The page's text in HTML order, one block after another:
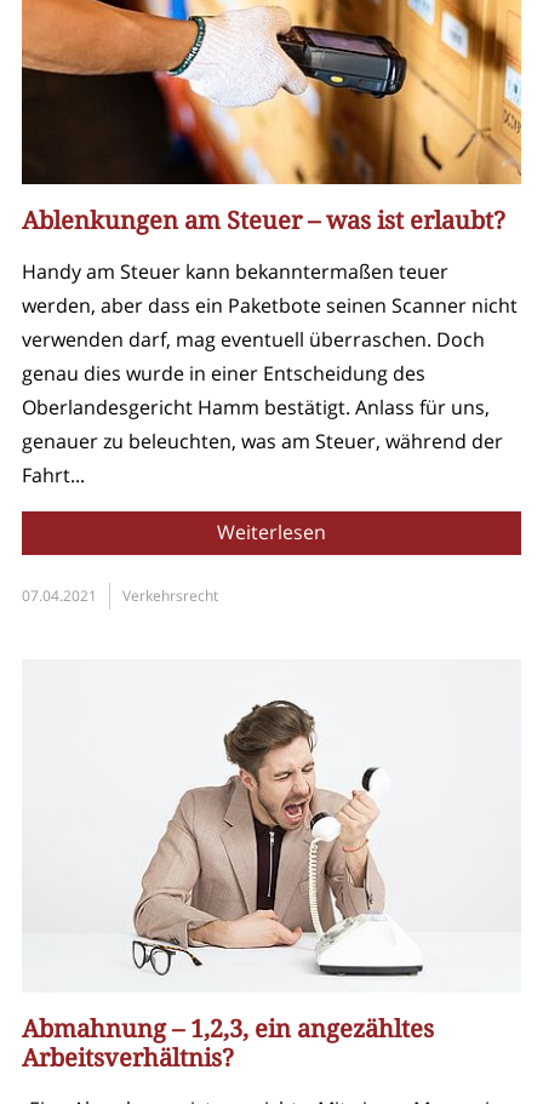
Ablenkungen am Steuer – was ist erlaubt?
Handy am Steuer kann bekanntermaßen teuer
werden, aber dass ein Paketbote seinen Scanner nicht
verwenden darf, mag eventuell überraschen. Doch
genau dies wurde in einer Entscheidung des
Oberlandesgericht Hamm bestätigt. Anlass für uns,
genauer zu beleuchten, was am Steuer, während der
Fahrt...
Weiterlesen
07.04.2021 Verkehrsrecht
Abmahnung – 1,2,3, ein angezähltes
Arbeitsverhältnis?